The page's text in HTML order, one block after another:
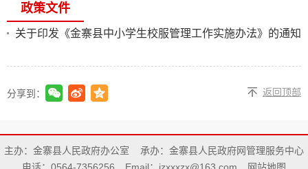
政策文件
关于印发《金寨县中小学生校服管理工作实施办法》的通知
分享到： 返回顶部
主办：金寨县人民政府办公室
承办：金寨县人民政府网管理服务中心
电话：0564-7356256
Email：jzxxxzx@163.com 网站地图